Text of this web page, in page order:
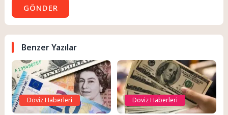
GÖNDER
Benzer Yazılar
Döviz Haberleri Döviz Haberleri